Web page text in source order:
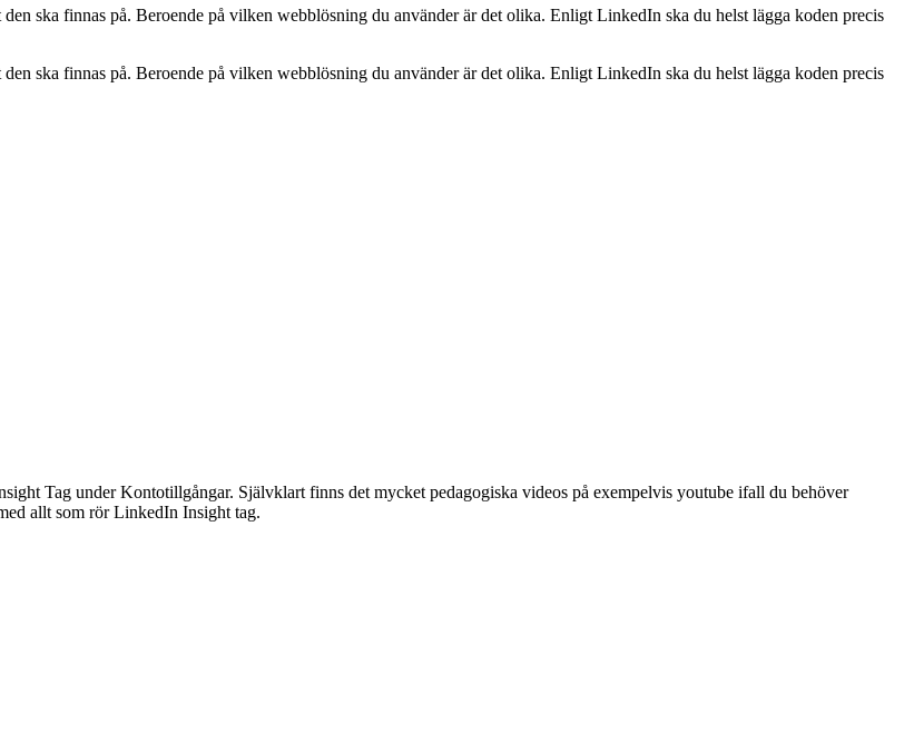
ska finnas på. Beroende på vilken webblösning du använder är det olika. Enligt LinkedIn ska du helst lägga koden precis
ska finnas på. Beroende på vilken webblösning du använder är det olika. Enligt LinkedIn ska du helst lägga koden precis
Tag under Kontotillgångar. Självklart finns det mycket pedagogiska videos på exempelvis youtube ifall du behöver
allt som rör LinkedIn Insight tag.